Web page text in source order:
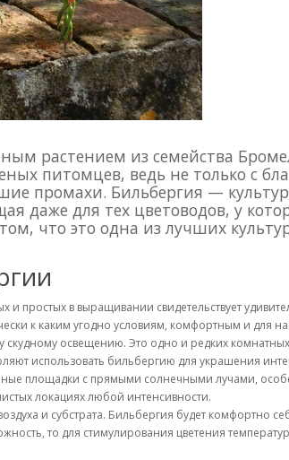
растением из семейства
питомцев, ведь не только с
промахи. Бильбергия —
даже для тех цветоводов, у
что это одна из лучших
простых в выращивании свидетельствует
к каким угодно условиям, комфортным и для
освещению. Это одно и редких
использовать бильбергию для украшения
площадки с прямыми солнечными лучами,
локациях любой интенсивности.
и субстрата. Бильбергия будет комфортно
то для стимулирования цветения